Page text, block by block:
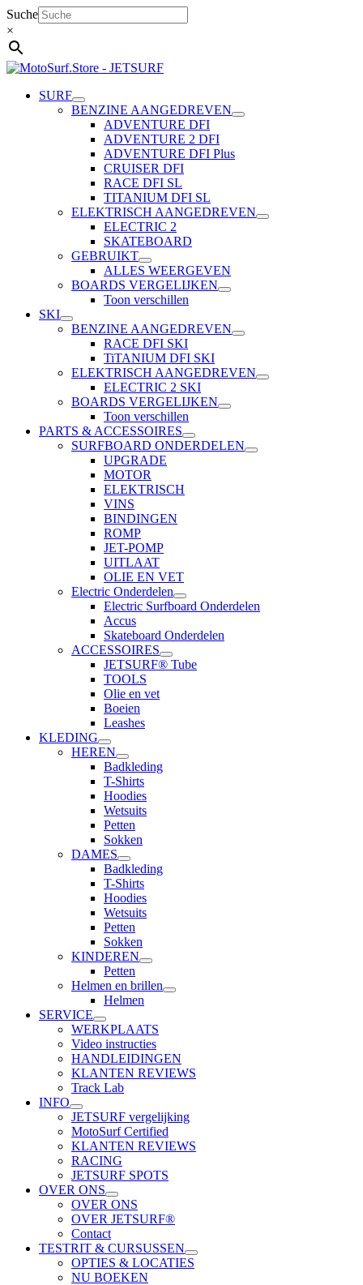
Ga
naar
de
inhoud
Suche
×
SURF
BENZINE AANGEDREVEN
ADVENTURE DFI
ADVENTURE 2 DFI
ADVENTURE DFI Plus
CRUISER DFI
RACE DFI SL
TITANIUM DFI SL
ELEKTRISCH AANGEDREVEN
ELECTRIC 2
SKATEBOARD
GEBRUIKT
ALLES WEERGEVEN
BOARDS VERGELIJKEN
Toon verschillen
SKI
BENZINE AANGEDREVEN
RACE DFI SKI
TiTANIUM DFI SKI
ELEKTRISCH AANGEDREVEN
ELECTRIC 2 SKI
BOARDS VERGELIJKEN
Toon verschillen
PARTS & ACCESSOIRES
SURFBOARD ONDERDELEN
UPGRADE
MOTOR
ELEKTRISCH
VINS
BINDINGEN
ROMP
JET-POMP
UITLAAT
OLIE EN VET
Electric Onderdelen
Electric Surfboard Onderdelen
Accus
Skateboard Onderdelen
ACCESSOIRES
JETSURF® Tube
TOOLS
Olie en vet
Boeien
Leashes
KLEDING
HEREN
Badkleding
T-Shirts
Hoodies
Wetsuits
Petten
Sokken
DAMES
Badkleding
T-Shirts
Hoodies
Wetsuits
Petten
Sokken
KINDEREN
Petten
Helmen en brillen
Helmen
SERVICE
WERKPLAATS
Video instructies
HANDLEIDINGEN
KLANTEN REVIEWS
Track Lab
INFO
JETSURF vergelijking
MotoSurf Certified
KLANTEN REVIEWS
RACING
JETSURF SPOTS
OVER ONS
OVER ONS
OVER JETSURF®
Contact
TESTRIT & CURSUSSEN
OPTIES & LOCATIES
NU BOEKEN